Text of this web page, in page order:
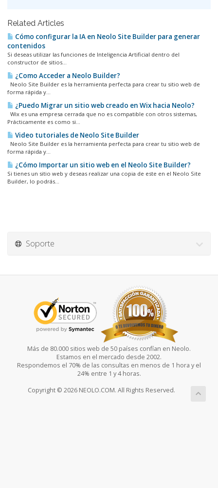
Related Articles
Cómo configurar la IA en Neolo Site Builder para generar
contenidos
Si deseas utilizar las funciones de Inteligencia Artificial dentro del
constructor de sitios...
¿Como Acceder a Neolo Builder?
Neolo Site Builder es la herramienta perfecta para crear tu sitio web de
forma rápida y...
¿Puedo Migrar un sitio web creado en Wix hacia Neolo?
Wix es una empresa cerrada que no es compatible con otros sistemas,
Prácticamente es como si...
Video tutoriales de Neolo Site Builder
Neolo Site Builder es la herramienta perfecta para crear tu sitio web de
forma rápida y...
¿Cómo Importar un sitio web en el Neolo Site Builder?
Si tienes un sitio web y deseas realizar una copia de este en el Neolo Site
Builder, lo podrás...
Soporte
Más de 80.000 sitios web de 50 países confían en Neolo.
Estamos en el mercado desde 2002.
Respondemos el 70% de las consultas en menos de 1 hora y el
24% entre 1 y 4 horas.
Copyright © 2026 NEOLO.COM. All Rights Reserved.